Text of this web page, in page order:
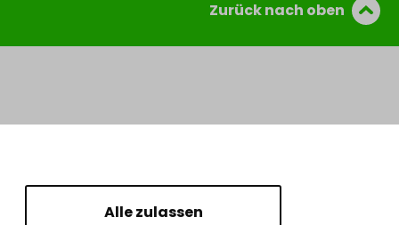
Alle zulassen
Zurück nach oben